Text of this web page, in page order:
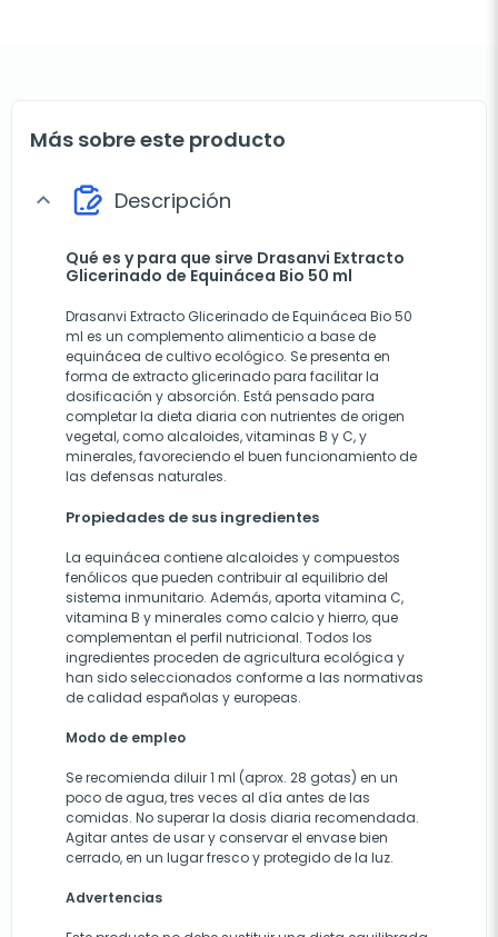
Más sobre este producto
expand_more Descripción
Qué es y para que sirve Drasanvi Extracto
Glicerinado de Equinácea Bio 50 ml
Drasanvi Extracto Glicerinado de Equinácea Bio 50
ml es un complemento alimenticio a base de
equinácea de cultivo ecológico. Se presenta en
forma de extracto glicerinado para facilitar la
dosificación y absorción. Está pensado para
completar la dieta diaria con nutrientes de origen
vegetal, como alcaloides, vitaminas B y C, y
minerales, favoreciendo el buen funcionamiento de
las defensas naturales.
Propiedades de sus ingredientes
La equinácea contiene alcaloides y compuestos
fenólicos que pueden contribuir al equilibrio del
sistema inmunitario. Además, aporta vitamina C,
vitamina B y minerales como calcio y hierro, que
complementan el perfil nutricional. Todos los
ingredientes proceden de agricultura ecológica y
han sido seleccionados conforme a las normativas
de calidad españolas y europeas.
Modo de empleo
Se recomienda diluir 1 ml (aprox. 28 gotas) en un
poco de agua, tres veces al día antes de las
comidas. No superar la dosis diaria recomendada.
Agitar antes de usar y conservar el envase bien
cerrado, en un lugar fresco y protegido de la luz.
Advertencias